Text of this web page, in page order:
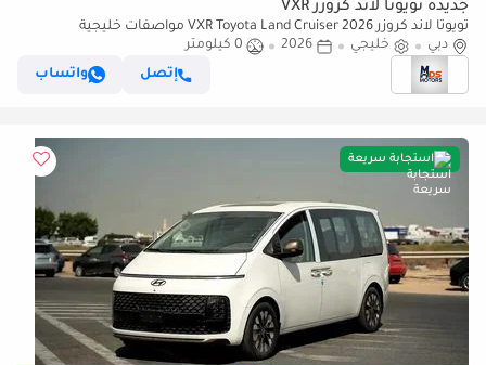
جديدة تويوتا لاند كروزر VXR
تويوتا لاند كروزر VXR Toyota Land Cruiser 2026 مواصفات خليجية
دبي
خليجي 2026
0 كيلومتر
إتصل
واتساب
استجابة سريعة